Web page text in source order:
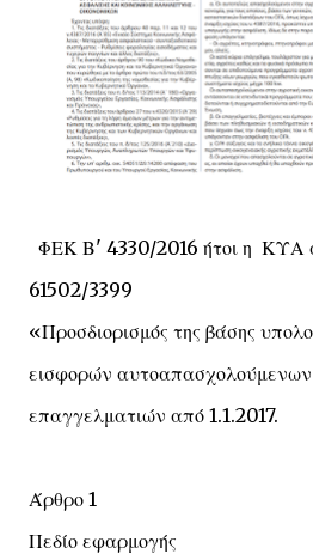
ΦΕΚ Β' 4330/2016 ήτοι η ΚΥΑ
61502/3399
«Προσδιορισμός της βάσης
εισφορών αυτοαπασχολούμενων
επαγγελματιών από 1.1.2017.
Άρθρο 1
Πεδίο εφαρμογής